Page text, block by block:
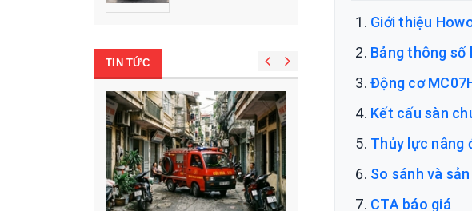
Giới thiệu
Bảng thông số
Động cơ
Kết cấu sàn
Thủy lực nâng
So sánh và
CTA báo giá
TIN TỨC